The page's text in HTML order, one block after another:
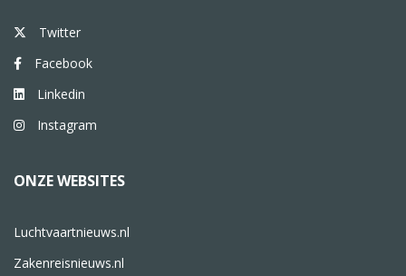
Twitter
Facebook
Linkedin
Instagram
ONZE WEBSITES
Luchtvaartnieuws.nl
Zakenreisnieuws.nl